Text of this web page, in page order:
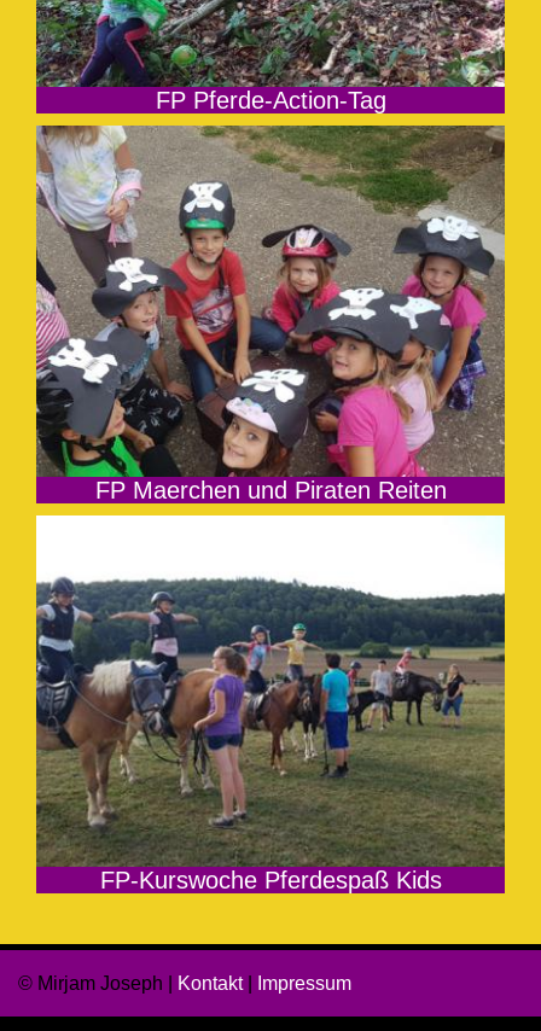
FP Pferde-Action-Tag
FP Maerchen und Piraten Reiten
FP-Kurswoche Pferdespaß Kids
© Mirjam Joseph | Kontakt| Impressum